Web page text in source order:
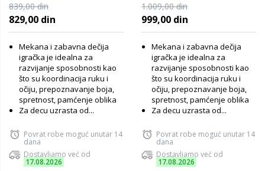
839,00 din
829,00 din
Mekana i zabavna dečija
igračka je idealna za
razvijanje sposobnosti kao
što su koordinacija ruku i
očiju, prepoznavanje boja,
spretnost, pamćenje oblika
Za decu uzrasta od...
Povrat robe moguć unutar 14
dana
Dostavljamo već od
17.08.2026
1.009,00 din
999,00 din
Mekana i zabavna dečija
igračka je idealna za
razvijanje sposobnosti kao
što su koordinacija ruku i
očiju, prepoznavanje boja,
spretnost, pamćenje oblika
Za decu uzrasta od...
Povrat robe moguć unutar 14
dana
Dostavljamo već od
17.08.2026